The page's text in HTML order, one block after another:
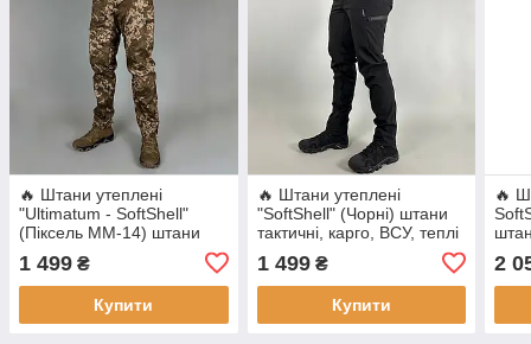
🔥 Штани утеплені
"Ultimatum - SoftShell"
(Піксель ММ-14) штани
тактичні, карго, ВСУ, теплі
1 499 ₴
Купити
🔥 Штани утеплені
"SoftShell" (Чорні) штани
тактичні, карго, ВСУ, теплі
1 499₴
Купити
🔥
2